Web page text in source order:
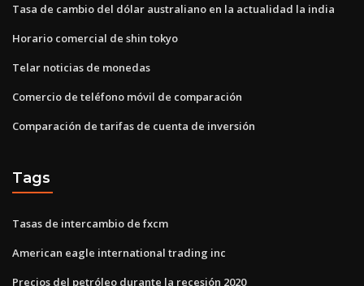
Tasa de cambio del dólar australiano en la actualidad la india
Horario comercial de shin tokyo
Telar noticias de monedas
Comercio de teléfono móvil de comparación
Comparación de tarifas de cuenta de inversión
Tags
Tasas de intercambio de fxcm
American eagle international trading inc
Precios del petróleo durante la recesión 2020